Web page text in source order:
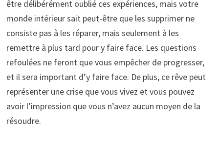
être délibérément oublié ces expériences, mais votre
monde intérieur sait peut-être que les supprimer ne
consiste pas à les réparer, mais seulement à les
remettre à plus tard pour y faire face. Les questions
refoulées ne feront que vous empêcher de progresser,
et il sera important d’y faire face. De plus, ce rêve peut
représenter une crise que vous vivez et vous pouvez
avoir l’impression que vous n’avez aucun moyen de la
résoudre.